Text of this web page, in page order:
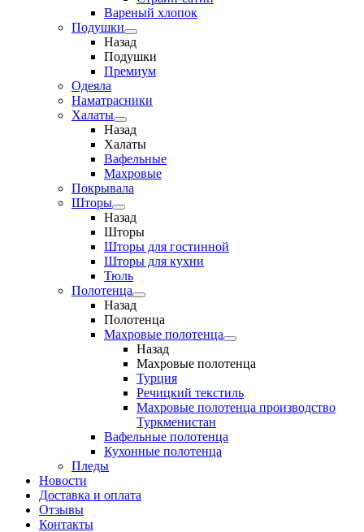
Вареный хлопок
Подушки
Назад
Подушки
Премиум
Одеяла
Наматрасники
Халаты
Назад
Халаты
Вафельные
Махровые
Покрывала
Шторы
Назад
Шторы
Шторы для гостинной
Шторы для кухни
Тюль
Полотенца
Назад
Полотенца
Махровые полотенца
Назад
Махровые полотенца
Турция
Речицкий текстиль
Махровые полотенца производство
Туркменистан
Вафельные полотенца
Кухонные полотенца
Пледы
Новости
Доставка и оплата
Отзывы
Контакты